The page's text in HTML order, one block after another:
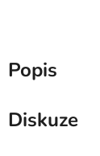
Popis
Diskuze